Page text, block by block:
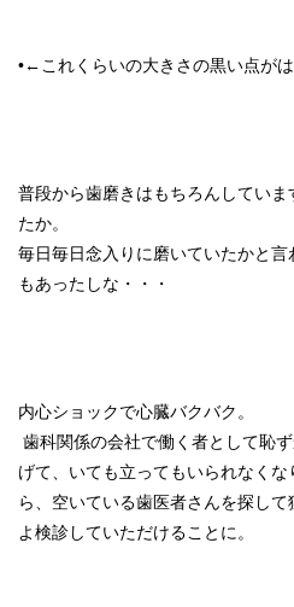
•←これくらいの大きさの黒い点がは
普段から歯磨きはもちろんしてい
たか。
毎日毎日念入りに磨いていたかと
もあったしな・・・
内心ショックで心臓バクバク。
歯科関係の会社で働く者として恥
げて、いても立ってもいられなく
ら、空いている歯医者さんを探し
よ検診していただけることに。